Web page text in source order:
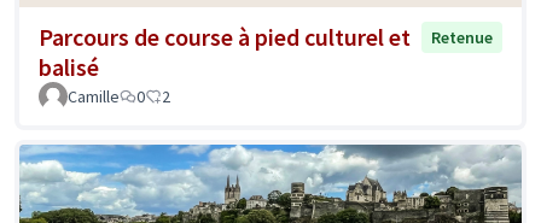
Parcours de course à pied culturel et
balisé
Retenue
Camille 0 2